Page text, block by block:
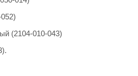
(2104-010-043)